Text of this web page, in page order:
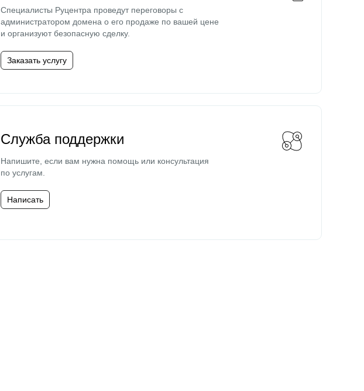
Специалисты Руцентра проведут переговоры с
администратором домена о его продаже по вашей цене
и организуют безопасную сделку.
Заказать услугу
Служба поддержки
Напишите, если вам нужна помощь или консультация
по услугам.
Написать